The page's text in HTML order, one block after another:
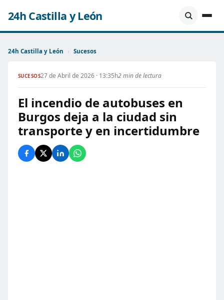
24h Castilla y León
24h Castilla y León › Sucesos
SUCESOS27 de Abril de 2026 · 13:35h2 min de lectura
El incendio de autobuses en
Burgos deja a la ciudad sin
transporte y en incertidumbre